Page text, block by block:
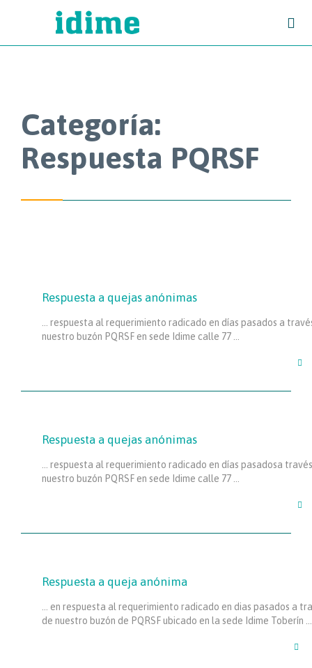

Categoría:
Respuesta PQRSF
Respuesta a quejas anónimas
… respuesta al requerimiento radicado en días pasados a
nuestro buzón PQRSF en sede Idime calle 77 …

Respuesta a quejas anónimas
… respuesta al requerimiento radicado en días pasadosa
nuestro buzón PQRSF en sede Idime calle 77 …

Respuesta a queja anónima
… en respuesta al requerimiento radicado en dias pasados a
de nuestro buzón de PQRSF ubicado en la sede Idime Toberín …
